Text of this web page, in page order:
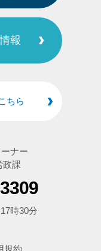
報
ちら
ナー
政課
時30分
規約